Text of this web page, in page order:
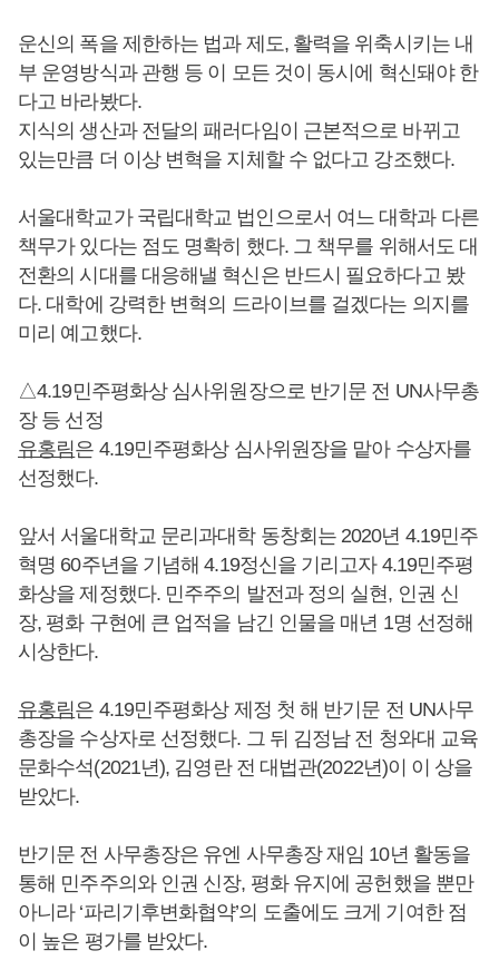
운신의 폭을 제한하는 법과 제도, 활력을 위축시키는 내
부 운영방식과 관행 등 이 모든 것이 동시에 혁신돼야 한
다고 바라봤다.
지식의 생산과 전달의 패러다임이 근본적으로 바뀌고
있는만큼 더 이상 변혁을 지체할 수 없다고 강조했다.
서울대학교가 국립대학교 법인으로서 여느 대학과 다른
책무가 있다는 점도 명확히 했다. 그 책무를 위해서도 대
전환의 시대를 대응해낼 혁신은 반드시 필요하다고 봤
다. 대학에 강력한 변혁의 드라이브를 걸겠다는 의지를
미리 예고했다.
△4.19민주평화상 심사위원장으로 반기문 전 UN사무총
장 등 선정
유홍림은 4.19민주평화상 심사위원장을 맡아 수상자를
선정했다.
앞서 서울대학교 문리과대학 동창회는 2020년 4.19민주
혁명 60주년을 기념해 4.19정신을 기리고자 4.19민주평
화상을 제정했다. 민주주의 발전과 정의 실현, 인권 신
장, 평화 구현에 큰 업적을 남긴 인물을 매년 1명 선정해
시상한다.
유홍림은 4.19민주평화상 제정 첫 해 반기문 전 UN사무
총장을 수상자로 선정했다. 그 뒤 김정남 전 청와대 교육
문화수석(2021년), 김영란 전 대법관(2022년)이 이 상을
받았다.
반기문 전 사무총장은 유엔 사무총장 재임 10년 활동을
통해 민주주의와 인권 신장, 평화 유지에 공헌했을 뿐만
아니라 ‘파리기후변화협약’의 도출에도 크게 기여한 점
이 높은 평가를 받았다.